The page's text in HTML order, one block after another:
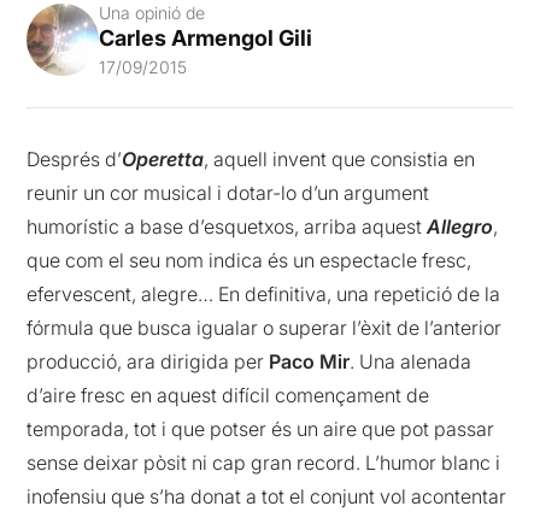
Una opinió de
Carles Armengol Gili
17/09/2015
Després d’Operetta, aquell invent que consistia en
reunir un cor musical i dotar-lo d’un argument
humorístic a base d’esquetxos, arriba aquestAllegro,
que com el seu nom indica és un espectacle fresc,
efervescent, alegre… En definitiva, una repetició de la
fórmula que busca igualar o superar l’èxit de l’anterior
producció, ara dirigida per Paco Mir. Una alenada
d’aire fresc en aquest difícil començament de
temporada, tot i que potser és un aire que pot passar
sense deixar pòsit ni cap gran record. L’humor blanc i
inofensiu que s’ha donat a tot el conjunt vol acontentar